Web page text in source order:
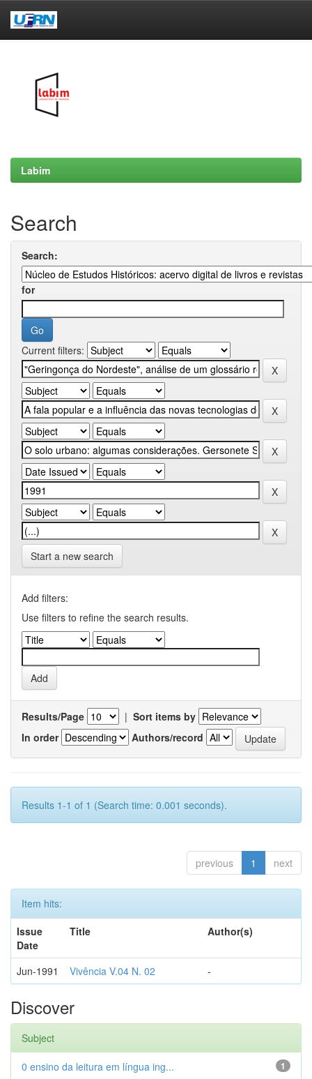
Labim
Search
Search:
for
Current filters:
Start a new search
Add filters:
Use filters to refine the search results.
Results/Page | Sort items by
In order
Authors/record
Results 1-1 of 1 (Search time: 0.001 seconds).
previous 1 next
Item hits:
Issue
Date
Title Author(s)
Jun-1991 Vivência V.04 N. 02 -
Discover
Subject
1
0 ensino da leitura em língua ing...